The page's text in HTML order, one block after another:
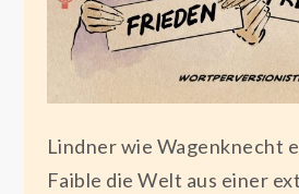
Lindner wie Wagenknecht
Faible die Welt aus einer